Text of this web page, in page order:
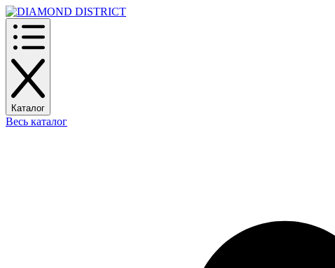
Каталог
Весь каталог